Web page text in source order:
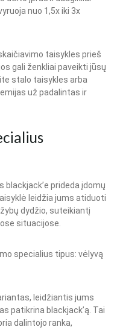
nuo 1,5x iki 3x
taisykles prieš
gali ženkliai paveikti jūsų
stalo taisykles arba
už padalintas ir
prideda įdomų
leidžia jums atiduoti
dydžio, suteikiantį
situacijose.
specialius tipus: vėlyvą
leidžiantis jums
patikrina blackjack’ą. Tai
dalintojo ranka,